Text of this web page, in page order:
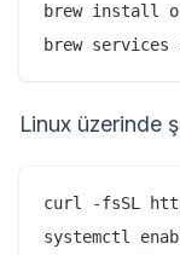
brew install
Linux üzerinde
curl -fsSL